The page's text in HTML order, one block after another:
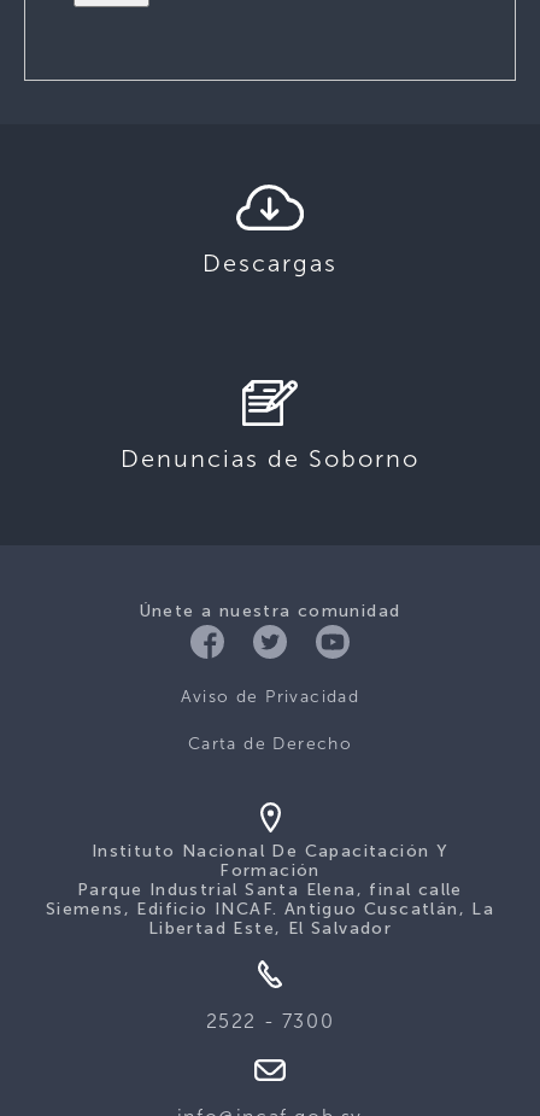
Descargas
Denuncias de Soborno
Únete a nuestra comunidad
Aviso de Privacidad
Carta de Derecho
Instituto Nacional De Capacitación Y
Formación
Parque Industrial Santa Elena, final calle
Siemens, Edificio INCAF. Antiguo Cuscatlán, La
Libertad Este, El Salvador
2522 - 7300